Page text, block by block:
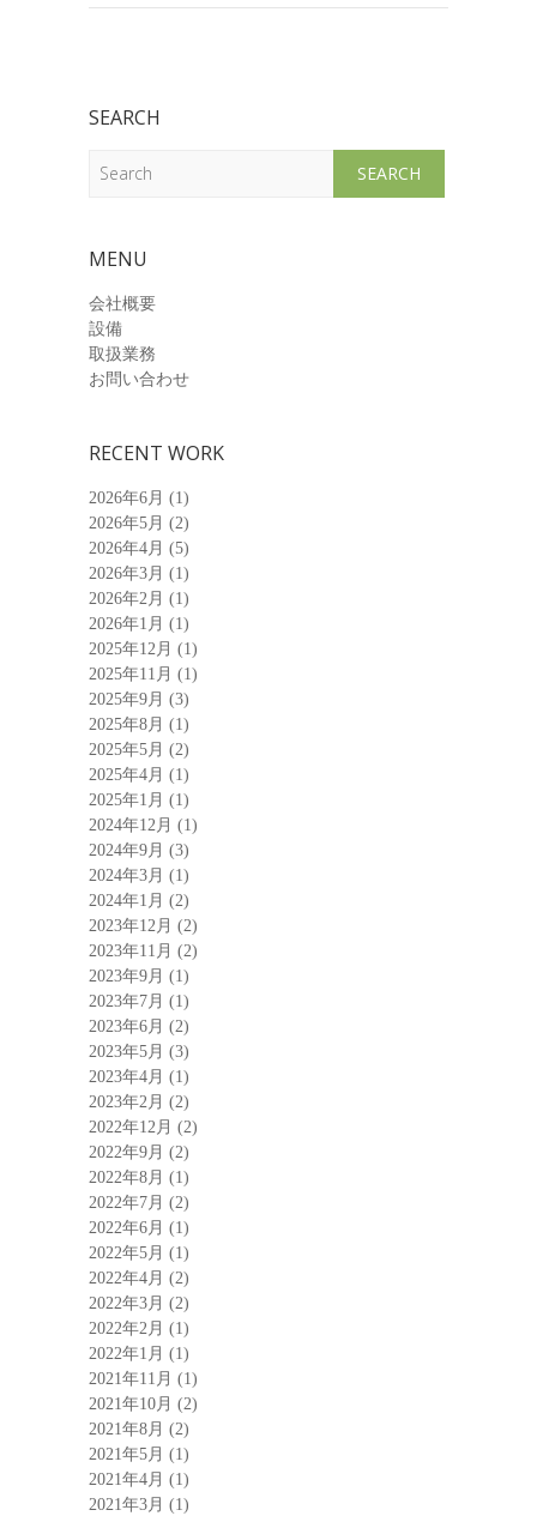
SEARCH
MENU
会社概要
設備
取扱業務
お問い合わせ
RECENT WORK
2026年6月 (1)
2026年5月 (2)
2026年4月 (5)
2026年3月 (1)
2026年2月 (1)
2026年1月 (1)
2025年12月 (1)
2025年11月 (1)
2025年9月 (3)
2025年8月 (1)
2025年5月 (2)
2025年4月 (1)
2025年1月 (1)
2024年12月 (1)
2024年9月 (3)
2024年3月 (1)
2024年1月 (2)
2023年12月 (2)
2023年11月 (2)
2023年9月 (1)
2023年7月 (1)
2023年6月 (2)
2023年5月 (3)
2023年4月 (1)
2023年2月 (2)
2022年12月 (2)
2022年9月 (2)
2022年8月 (1)
2022年7月 (2)
2022年6月 (1)
2022年5月 (1)
2022年4月 (2)
2022年3月 (2)
2022年2月 (1)
2022年1月 (1)
2021年11月 (1)
2021年10月 (2)
2021年8月 (2)
2021年5月 (1)
2021年4月 (1)
2021年3月 (1)